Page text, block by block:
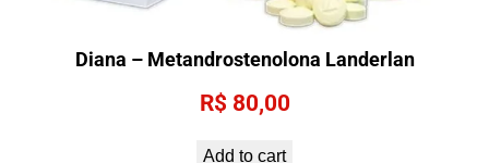
Diana – Metandrostenolona Landerlan
R$ 80,00
Add to cart